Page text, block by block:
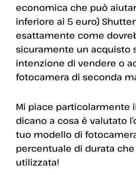
economica che può
inferiore ai 5 euro)
esattamente come
sicuramente un acquisto
intenzione di vendere o
fotocamera di seconda
Mi piace particolarmente
dicano a cosa è valutato
tuo modello di
percentuale di durata
utilizzata!